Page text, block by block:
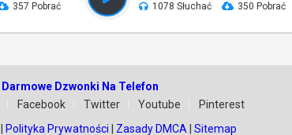
357 Pobrać 1078 Słuchać 350 Pobrać
Darmowe Dzwonki Na Telefon
Facebook Twitter Youtube
Pinterest
Polityka Prywatności Zasady DMCA Sitemap